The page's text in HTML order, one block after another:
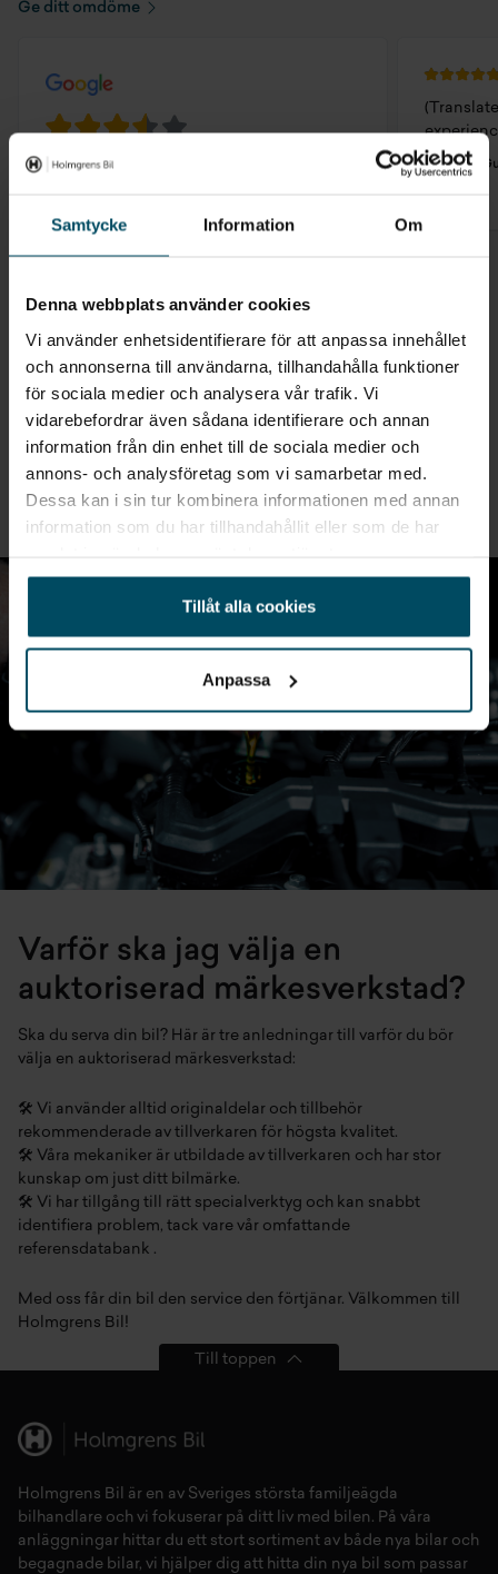
Samtycke Information Om
Denna webbplats använder cookies
Vi använder enhetsidentifierare för att anpassa innehållet
och annonserna till användarna, tillhandahålla funktioner
för sociala medier och analysera vår trafik. Vi
vidarebefordrar även sådana identifierare och annan
information från din enhet till de sociala medier och
annons- och analysföretag som vi samarbetar med.
Dessa kan i sin tur kombinera informationen med annan
information som du har tillhandahållit eller som de har
Tillåt alla cookies
Anpassa
Ge ditt omdöme
3.6 222 recensioner Bernt
Vi utför alltid en
glaskontroll vid service
glaskontroll. Upptäcker vi ett stenskott lagar vi det direkt.
Varför ska jag välja en
auktoriserad märkesverkstad?
Ska du serva din bil? Här är tre anledningar till varför du bör
välja en auktoriserad märkesverkstad: ⁠ ⁠
🛠️ Vi använder alltid originaldelar och tillbehör
rekommenderade av tillverkaren för högsta kvalitet⁠.
🛠️ Våra mekaniker är utbildade av tillverkaren och har stor
kunskap om just ditt bilmärke⁠.
🛠️ Vi har tillgång till rätt specialverktyg och kan snabbt
identifiera problem, tack vare vår omfattande
referensdatabank⁠ ⁠.
Med oss får din bil den service den förtjänar. Välkommen till
Holmgrens Bil!⁠
Till toppen
Holmgrens Bil är en av Sveriges största familjeägda
bilhandlare och vi fokuserar på ditt liv med bilen. På våra
anläggningar hittar du ett stort sortiment av både nya bilar och
begagnade bilar, vi hjälper dig att hitta din nya bil som passar